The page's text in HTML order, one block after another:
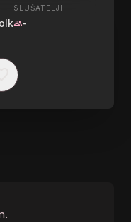
SLUŠATELJI
group-